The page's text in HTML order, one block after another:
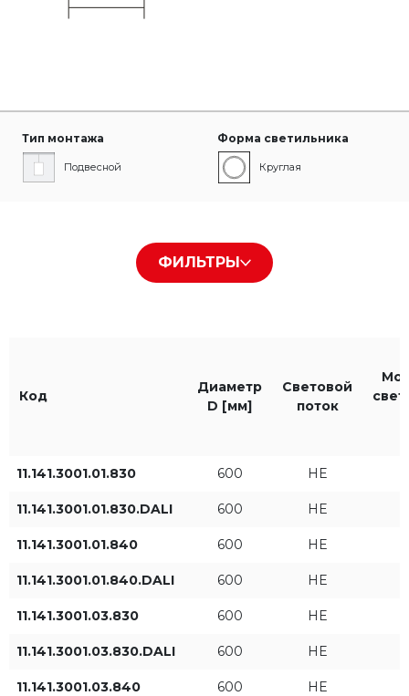
Тип монтажа
Подвесной
Форма светильника
Круглая
Цвет корпуса
Белый RAL9016
Цвет света IP
ФИЛЬТРЫ
Код
Диаметр
D [мм]
Световой
поток
11.141.3001.01.830 600 HE
11.141.3001.01.830.DALI 600 HE
11.141.3001.01.840 600 HE
11.141.3001.01.840.DALI 600 HE
11.141.3001.03.830 600 HE
11.141.3001.03.830.DALI 600 HE
11.141.3001.03.840 600 HE